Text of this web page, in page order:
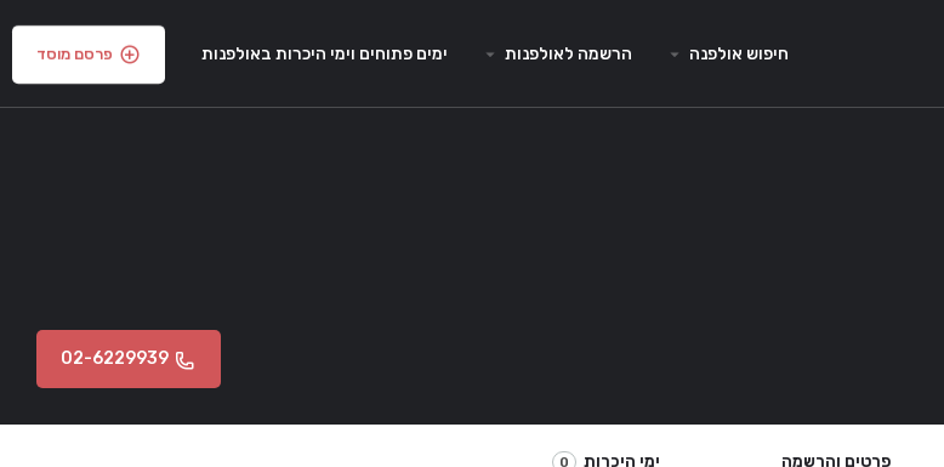
חיפוש אולפנה הרשמה לאולפנות ימים פתוחים וימי היכרות באולפנות פרסם מוסד
02-6229939
פרטים והרשמה ימי היכרות 0